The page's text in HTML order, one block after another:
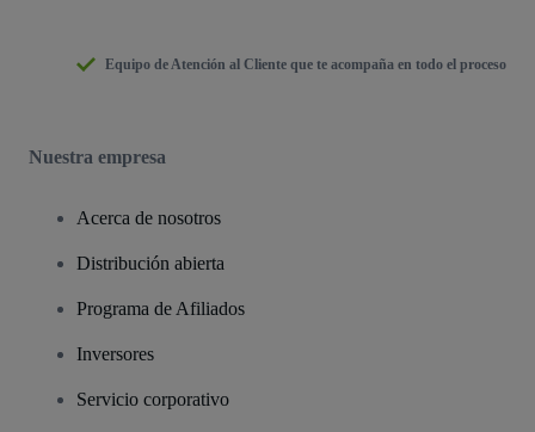
Equipo de Atención al Cliente que te acompaña en todo el proceso
Nuestra empresa
Acerca de nosotros
Distribución abierta
Programa de Afiliados
Inversores
Servicio corporativo